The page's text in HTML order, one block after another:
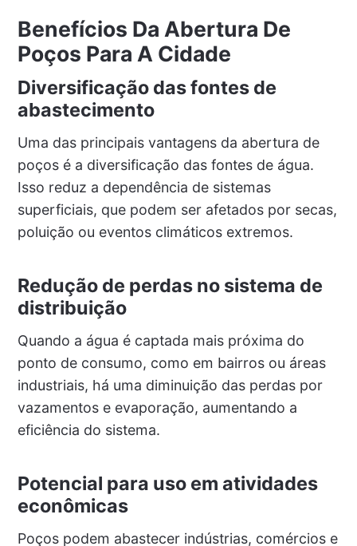
Benefícios Da Abertura De
Poços Para A Cidade
Diversificação das fontes de
abastecimento
Uma das principais vantagens da abertura de
poços é a diversificação das fontes de água.
Isso reduz a dependência de sistemas
superficiais, que podem ser afetados por secas,
poluição ou eventos climáticos extremos.
Redução de perdas no sistema de
distribuição
Quando a água é captada mais próxima do
ponto de consumo, como em bairros ou áreas
industriais, há uma diminuição das perdas por
vazamentos e evaporação, aumentando a
eficiência do sistema.
Potencial para uso em atividades
econômicas
Poços podem abastecer indústrias, comércios e